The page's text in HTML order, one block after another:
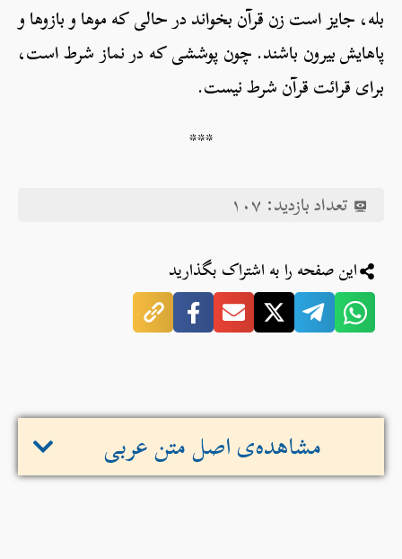
بله، جایز است زن قرآن بخواند در حالی که موها و بازوها و
پاهایش بیرون باشند. چون پوششی که در نماز شرط است،
برای قرائت قرآن شرط نیست.
***
تعداد بازدید: ۱۰۷
این صفحه را به اشتراک بگذارید
مشاهده‌ی اصل متن عربی